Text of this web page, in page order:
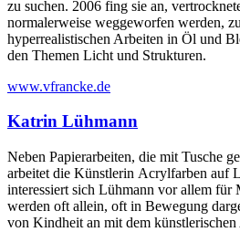
zu suchen. 2006 fing sie an,
normalerweise weggeworfen werden,
hyperrealistischen Arbeiten in Öl und
den Themen Licht und Strukturen.
www.vfrancke.de
Katrin Lühmann
Neben Papierarbeiten, die mit Tusche
arbeitet die Künstlerin Acrylfarben auf
interessiert sich Lühmann vor allem für
werden oft allein, oft in Bewegung
von Kindheit an mit dem